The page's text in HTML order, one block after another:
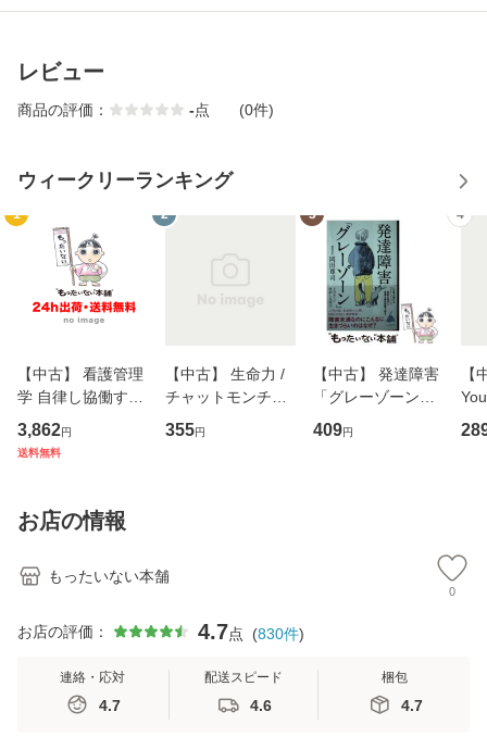
レビュー
商品の評価： -点 (0件)
ウィークリーランキング
1
【中古】 看護管理
学 自律し協働する
専門職の看護マネ
ジメントスキル 改
恵 藤本幸三 / 南江
堂 [単行
3,862円
送料無料
2
【中古】 生命力 /
チャットモンチー /
キューンレコード
[CD]【メール便送
355円
3
【中古】 発達障害
「グレーゾーン」
その正しい理解と
克服法 (SB新書 57
409円
4
【
のが
お店の情報
もったいない本舗
0
お店の評価： 4.7点 (830件)
連絡・応対
4.7
配送スピード
4.6
梱包
4.7